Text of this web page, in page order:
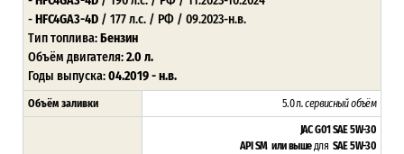
-HFC4GA3-4D / 177 л.с. / РФ / 09.2023-н.в.
Тип топлива:Бензин
Объём двигателя:2.0 л.
Годы выпуска:04.2019 - н.в.
Объём заливки 5.0 л. сервисный объём
JAC G01SAE 5W-30
API SM или вышедля SAE 5W-30